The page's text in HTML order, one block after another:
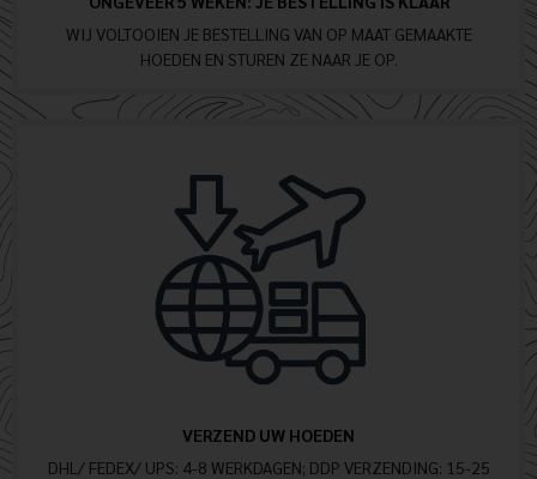
WIJ VOLTOOIEN JE BESTELLING VAN OP MAAT GEMAAKTE
HOEDEN EN STUREN ZE NAAR JE OP.
VERZEND UW HOEDEN
DHL/ FEDEX/ UPS: 4-8 WERKDAGEN; DDP VERZENDING: 15-25